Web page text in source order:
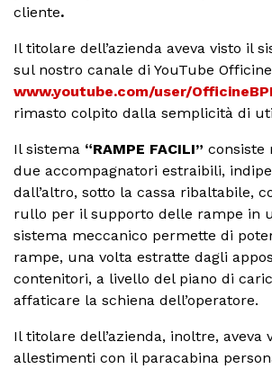
cliente.
Il titolare dell’azienda aveva visto il
sul nostro canale di YouTube
www.youtube.com/user/
rimasto colpito dalla semplicità di
Il sistema “RAMPE FACILI” consiste
due accompagnatori estraibili,
dall’altro, sotto la cassa ribaltabile,
rullo per il supporto delle rampe in
sistema meccanico permette di
rampe, una volta estratte dagli
contenitori, a livello del piano di
affaticare la schiena dell’operatore.
Il titolare dell’azienda, inoltre, aveva
allestimenti con il paracabina